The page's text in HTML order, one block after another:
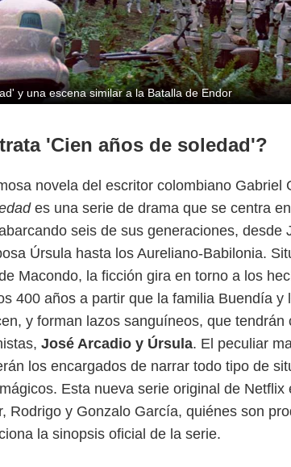
y una escena similar a la Batalla de Endor
'Cien años de soledad'?
novela del escritor colombiano Gabriel
es una serie de drama que se centra
seis de sus generaciones, desde
Úrsula hasta los Aureliano-Babilonia.
Macondo, la ficción gira en torno a los
400 años a partir que la familia Buendía y
y forman lazos sanguíneos, que tendrán
José Arcadio y Úrsula. El peculiar
los encargados de narrar todo tipo de
Esta nueva serie original de Netflix
Rodrigo y Gonzalo García, quiénes son
la sinopsis oficial de la serie.